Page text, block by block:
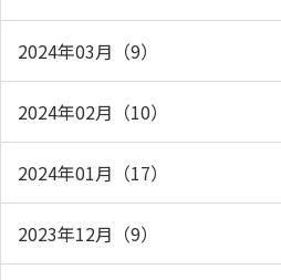
2024年03月（9）
2024年02月（10）
2024年01月（17）
2023年12月（9）